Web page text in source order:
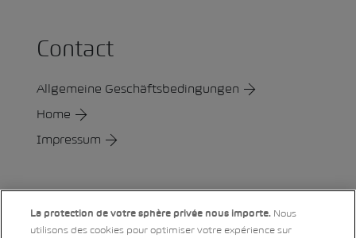
Contact
Allgemeine Geschäftsbedingungen
Home
Impressum
La protection de votre sphère privée nous importe. Nous
utilisons des cookies pour optimiser votre expérience sur